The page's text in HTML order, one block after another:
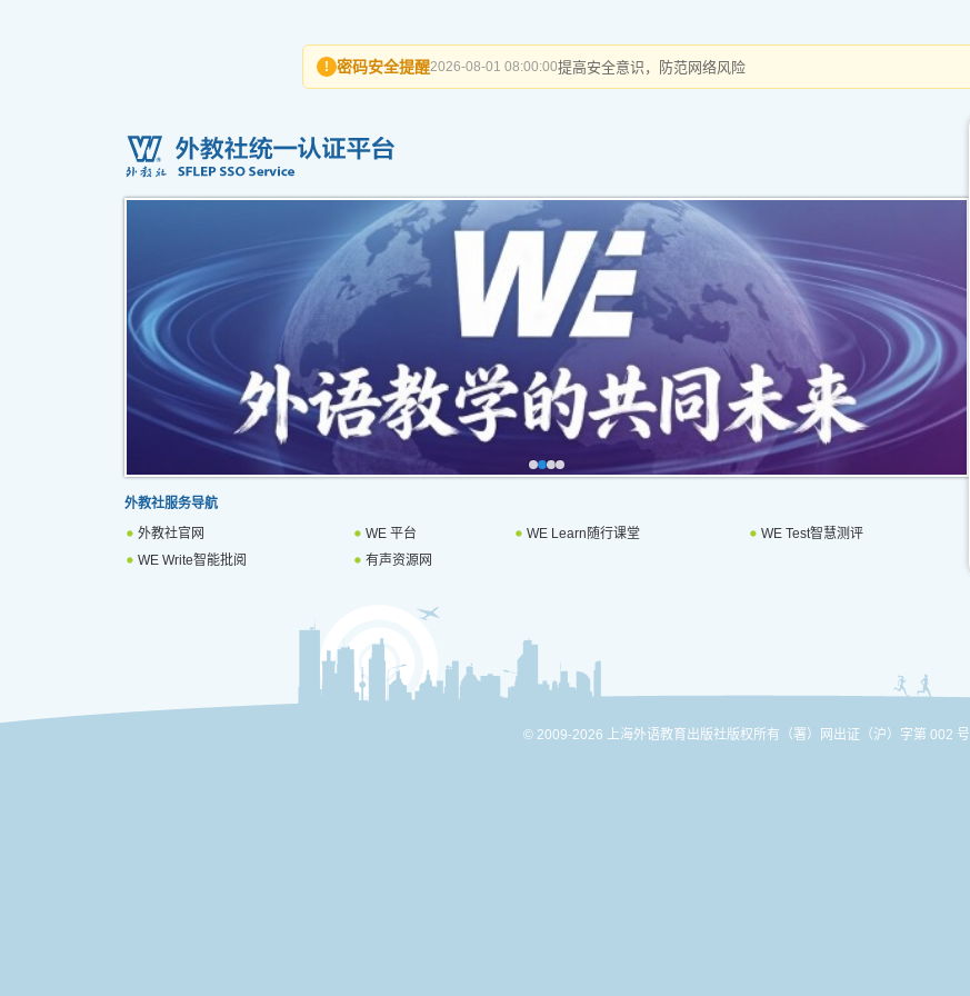
! 密码安全提醒2026-08-01 08:00:00提高安全意识，防范网络风险
外教社服务导航
外教社官网
WE 平台 WE Learn随行课堂
WE Test智慧测评
WE Write智能批阅
有声资源网
© 2009-2026 上海外语教育出版社版权所有 （署）网出证（沪）字第 002 号